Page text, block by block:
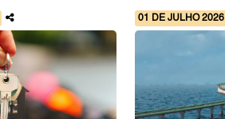
01 DE JULHO 2026